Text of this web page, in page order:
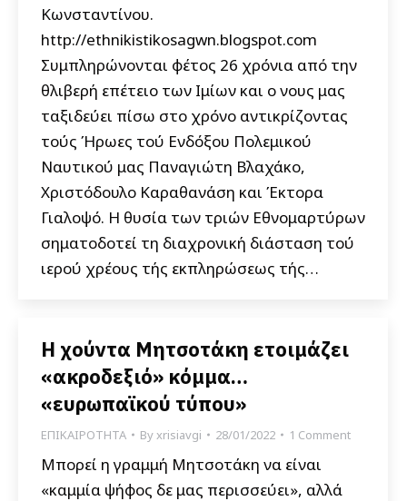
Κωνσταντίνου.
http://ethnikistikosagwn.blogspot.com
Συμπληρώνονται φέτος 26 χρόνια από την
θλιβερή επέτειο των Ιμίων και ο νους μας
ταξιδεύει πίσω στο χρόνο αντικρίζοντας
τούς Ήρωες τού Ενδόξου Πολεμικού
Ναυτικού μας Παναγιώτη Βλαχάκο,
Χριστόδουλο Καραθανάση και Έκτορα
Γιαλοψό. Η θυσία των τριών Εθνομαρτύρων
σηματοδοτεί τη διαχρονική διάσταση τού
ιερού χρέους τής εκπληρώσεως τής…
Η χούντα Μητσοτάκη ετοιμάζει
«ακροδεξιό» κόμμα…
«ευρωπαϊκού τύπου»
ΕΠΙΚΑΙΡΟΤΗΤΑ Byxrisiavgi 28/01/2022 1 Comment
Μπορεί η γραμμή Μητσοτάκη να είναι
«καμμία ψήφος δε μας περισσεύει», αλλά